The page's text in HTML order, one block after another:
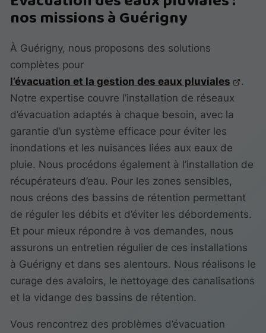
nos missions à Guérigny
À Guérigny, nous proposons des solutions
complètes pour
l’évacuation et la gestion des eaux pluviales
.
Notre expertise couvre l’installation de réseaux
d’évacuation adaptés à chaque besoin, avec la
garantie d’un système efficace pour éviter les
inondations et les nuisances liées aux eaux de
pluie. Nous procédons également à l’installation de
récupérateurs d’eau. Pour les zones sensibles,
nous créons des bassins de rétention permettant
de réguler les débits et d’éviter les débordements.
Et pour mieux répondre à vos demandes, nous
assurons un entretien régulier de ces installations
à Guérigny et dans ses alentours. Nous réalisons le
curage des avaloirs, le nettoyage des canalisations
et la vidange des bassins de rétention.
Vous rencontrez des problèmes d’évacuation